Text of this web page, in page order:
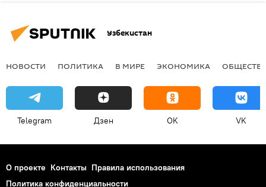
Узбекистан
НОВОСТИ ПОЛИТИКА В МИРЕ ЭКОНОМИКА
Telegram Дзен OK VK
О проекте Контакты Правила использования
Политика конфиденциальности